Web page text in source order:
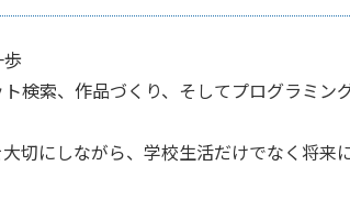
検索、作品づくり、そしてプログラミ
切にしながら、学校生活だけでなく将